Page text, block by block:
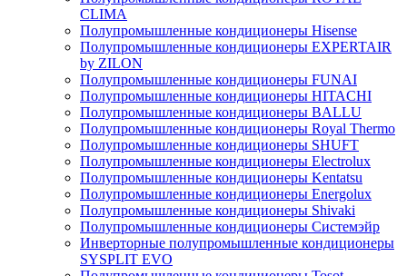
CLIMA
Полупромышленные кондиционеры Hisense
Полупромышленные кондиционеры EXPERTAIR
by ZILON
Полупромышленные кондиционеры FUNAI
Полупромышленные кондиционеры HITACHI
Полупромышленные кондиционеры BALLU
Полупромышленные кондиционеры Royal Thermo
Полупромышленные кондиционеры SHUFT
Полупромышленные кондиционеры Electrolux
Полупромышленные кондиционеры Kentatsu
Полупромышленные кондиционеры Energolux
Полупромышленные кондиционеры Shivaki
Полупромышленные кондиционеры Системэйр
Инверторные полупромышленные кондиционеры
SYSPLIT EVO